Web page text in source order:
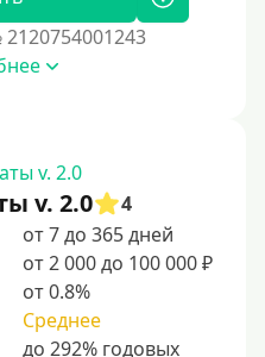
v. 2.0
4
от 7 до 365 дней
от 2 000 до 100 000 ₽
от 0.8%
Среднее